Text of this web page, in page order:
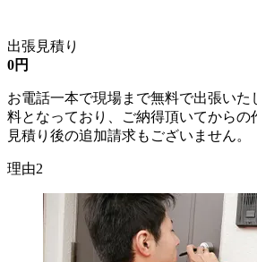
出張見積り
0円
お電話一本で現場まで無料で出張いた
料となっており、ご納得頂いてからの
見積り後の追加請求もございません。
理由2